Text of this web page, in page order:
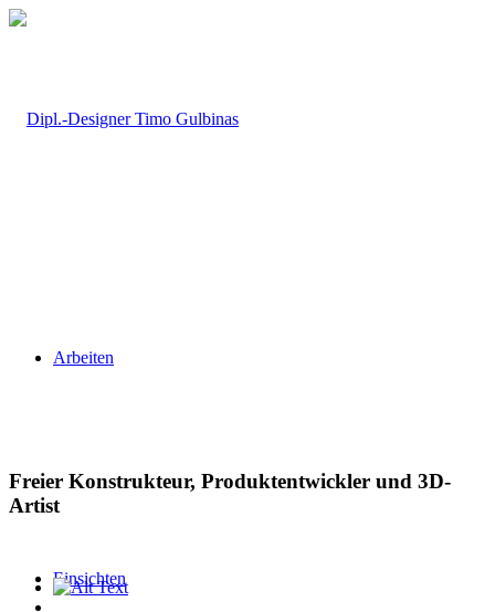
Arbeiten
Einsichten
Freier Konstrukteur, Produktentwickler und 3D-
Artist